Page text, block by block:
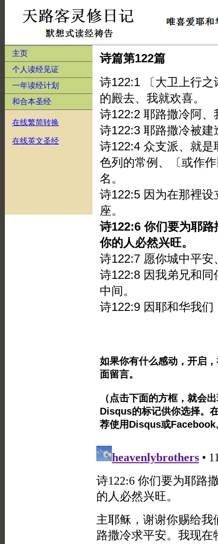
主页
个人读经见证
一年读经计划
和合本圣经
在线繁简转换
在线英文圣经
诗篇第122篇
诗122:1 〔大卫上行
的殿去、我就欢喜。
诗122:2 耶路撒冷阿
诗122:3 耶路撒冷被
诗122:4 众支派、就
色列的常例、〔或作
名。
诗122:5 因为在那裡
座。
诗122:6 你们要为耶
你的人必然兴旺。
诗122:7 愿你城中平
诗122:8 因我弟兄和
中间。
诗122:9 因耶和华我
如果你有什么感动，开启
面留言。
（点击下面的方框，就会
Disqus的标记供你选择。
荐使用Disqus或